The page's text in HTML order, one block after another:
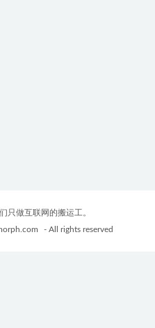
只做互联网的搬运工。
- All rights reserved